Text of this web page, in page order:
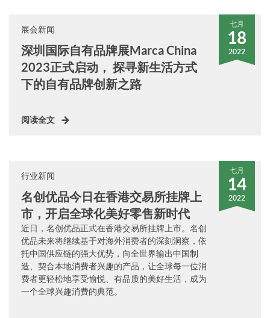
七月
18
2022
展会新闻
深圳国际自有品牌展Marca China
2023正式启动， 探寻新生活方式
下的自有品牌创新之路
阅读全文
七月
14
2022
行业新闻
名创优品今日在香港交易所挂牌上
市，开启全球化美好零售新时代
近日，名创优品正式在香港交易所挂牌上市。名创
优品未来将继续基于对海外消费者的深刻洞察，依
托中国供应链的强大优势，向全世界输出中国制
造、契合本地消费者兴趣的产品，让全球每一位消
费者更轻松地享受愉悦、有品质的美好生活，成为
一个全球兴趣消费的典范。